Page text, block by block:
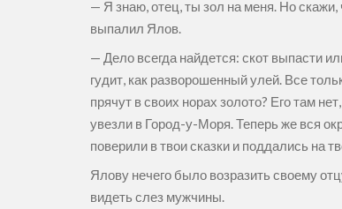
— Я знаю, отец, ты зол на меня. Но
выпалил Ялов.
— Дело всегда найдется: скот выпасти
гудит, как разворошенный улей. Все
прячут в своих норах золото? Его там
увезли в Город-у-Моря. Теперь же вся
поверили в твои сказки и поддались на
Ялову нечего было возразить своему
видеть слез мужчины.